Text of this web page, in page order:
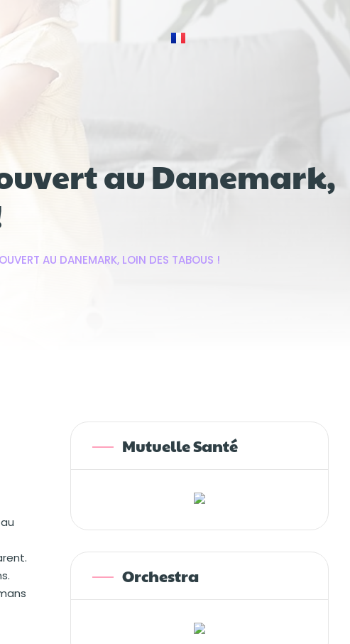
au Danemark,
AU DANEMARK, LOIN DES TABOUS !
Mutuelle Santé
Orchestra